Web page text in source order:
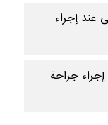
عند إجراء
جراحة